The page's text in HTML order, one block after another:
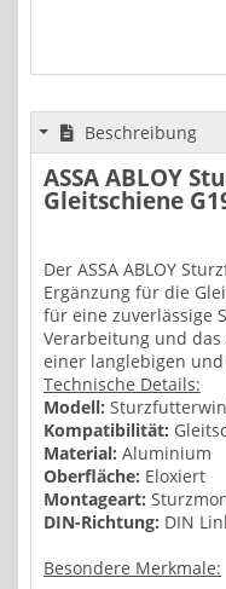
Beschreibung
ASSA ABLOY
Gleitschiene
Der ASSA ABLOY
Ergänzung für die
für eine zuverlässige
Verarbeitung und
einer langlebigen
Technische Details:
Modell:
Kompatibilität:
Material: Aluminium
Oberfläche: Eloxiert
Montageart:
DIN-Richtung: DIN
Besondere Merkmale: